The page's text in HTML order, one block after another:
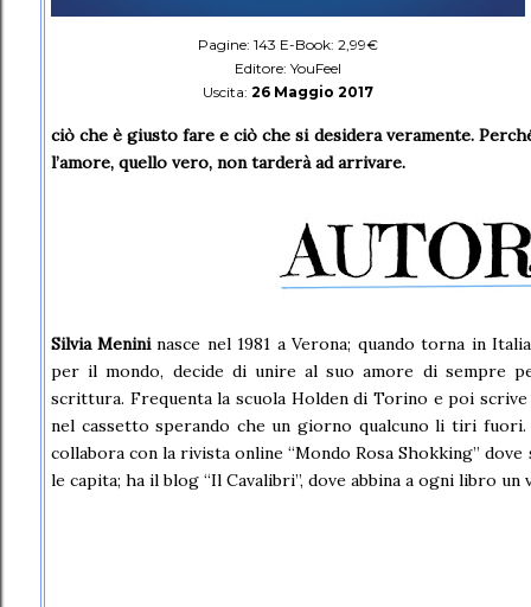
Pagine: 143 E-Book: 2,99€
Editore: YouFeel
Uscita: 26 Maggio 2017
ciò che è giusto fare e ciò che si desidera veramente.
l’amore, quello vero, non tarderà ad arrivare.
Silvia Menininasce nel 1981 a Verona; quando torna in
per il mondo, decide di unire al suo amore di sempre
scrittura. Frequenta la scuola Holden di Torino e poi
nel cassetto sperando che un giorno qualcuno li tiri fuori.
collabora con la rivista online “Mondo Rosa Shokking”
le capita; ha il blog “Il Cavalibri”, dove abbina a ogni libro un